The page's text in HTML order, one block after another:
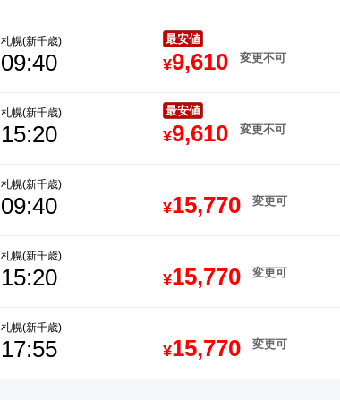
札幌(新千歳)
09:40 ¥9,610 変更不可
最安値
札幌(新千歳)
15:20 ¥9,610 変更不可
最安値
札幌(新千歳)
09:40 ¥15,770 変更可
札幌(新千歳)
15:20 ¥15,770 変更可
札幌(新千歳)
17:55 ¥15,770 変更可